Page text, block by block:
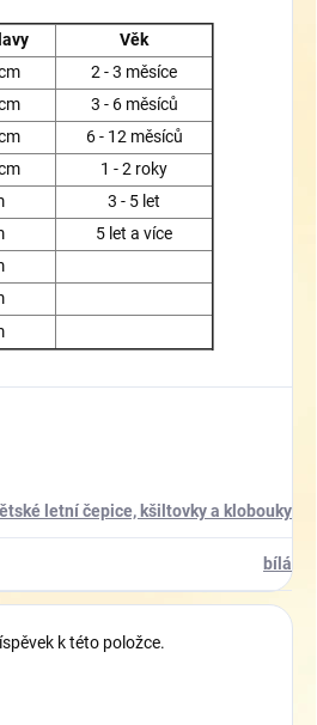
Věk
2 - 3 měsíce
3 - 6 měsíců
6 - 12 měsíců
1 - 2 roky
3 - 5 let
5 let a více
letní čepice, kšiltovky a klobouky
bílá
k této položce.